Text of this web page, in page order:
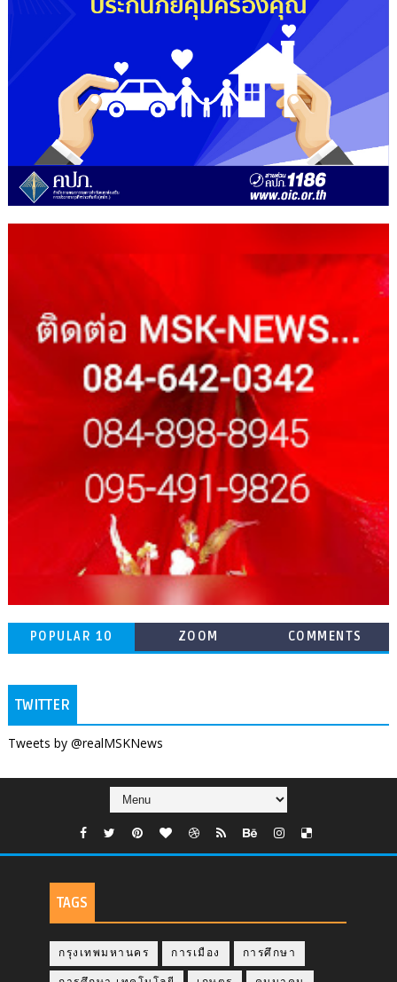
POPULAR 10 ZOOM COMMENTS
TWITTER
Tweets by @realMSKNews
TAGS
กรุงเทพมหานคร การเมือง การศึกษา